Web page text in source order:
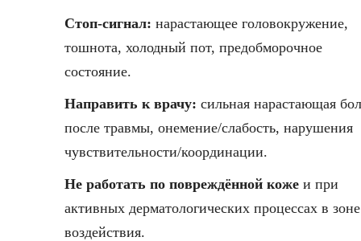
Стоп-сигнал: нарастающее головокружение,
тошнота, холодный пот, предобморочное
состояние.
Направить к врачу: сильная нарастающая
после травмы, онемение/слабость, нарушения
чувствительности/координации.
Не работать по повреждённой коже и при
активных дерматологических процессах в зоне
воздействия.